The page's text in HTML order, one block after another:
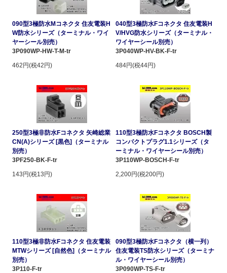
090型3極防水Mコネクタ 住友電装H
W防水シリーズ（ターミナル・ワイ
ヤーシール別売）
3P090WP-HW-T-M-tr
462円(税42円)
040型3極防水Fコネクタ 住友電装H
V/HVG防水シリーズ（ターミナル・
ワイヤーシール別売）
3P040WP-HV-BK-F-tr
484円(税44円)
250型3極非防水Fコネクタ 矢崎総業
CN(A)シリーズ [黒色]（ターミナル
別売）
3PF250-BK-F-tr
143円(税13円)
110型3極防水Fコネクタ BOSCH製
コンパクトプラグ1.1シリーズ（タ
ーミナル・ワイヤーシール別売）
3P110WP-BOSCH-F-tr
2,200円(税200円)
110型3極非防水Fコネクタ 住友電装
MTWシリーズ [自然色]（ターミナル
別売）
3P110-F-tr
090型3極防水Fコネクタ（横一列）
住友電装TS防水シリーズ（ターミナ
ル・ワイヤーシール別売）
3P090WP-TS-F-tr